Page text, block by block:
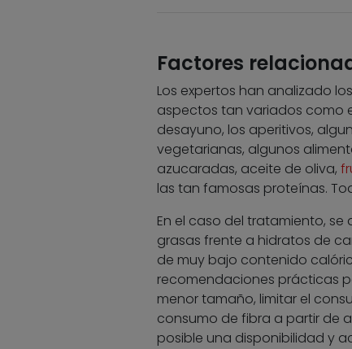
Factores
Los expertos han analizado
aspectos tan variados como
desayuno, los aperitivos,
vegetarianas, algunos
azucaradas, aceite de oliva,
las tan famosas proteínas.
En el caso del tratamiento,
grasas frente a hidratos de
de muy bajo contenido
recomendaciones prácticas
menor tamaño, limitar el
consumo de fibra a partir de
posible una disponibilidad y